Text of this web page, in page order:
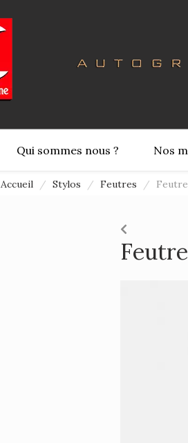
Qui sommes nous ? Nos
Accueil / Stylos / Feutres /